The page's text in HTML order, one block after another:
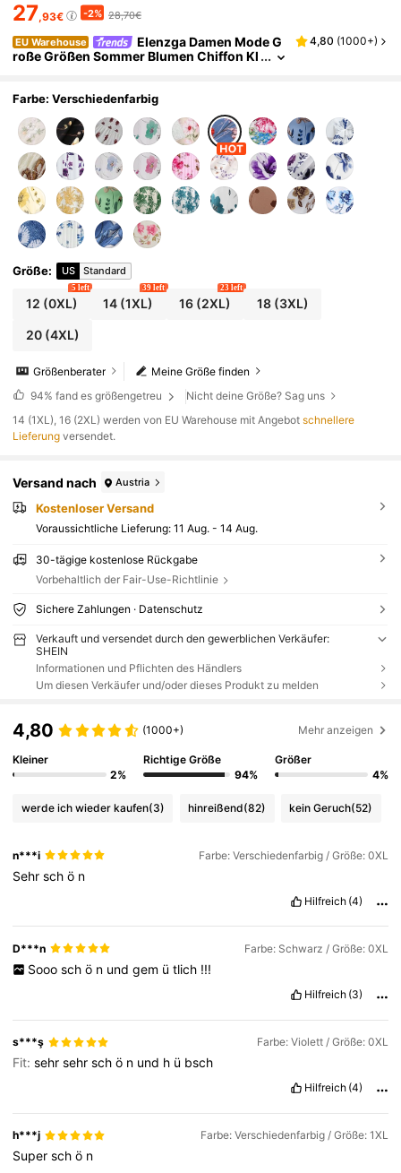
27,93€ -2% 28,70€
EU Warehouse
Elenzga Damen Mode G
roße Größen Sommer Blumen Chiffon Kl
4,80 (1000+)
Farbe: Verschiedenfarbig
Größe: US Standard
12 (0XL)
5 left
14 (1XL)
39 left
16(2XL)
23 left
18(3XL)
20(4XL)
Meine Größe finden
Größenberater
94% fand es größengetreu
Nicht deine Größe? Sag uns
​14 (1XL), 16 (2XL) werden von EU Warehouse mit Angebotschnellere
Lieferung versendet.
Versand nach Austria
Kostenloser Versand
Voraussichtliche Lieferung: 11 Aug. - 14 Aug.
30-tägige kostenlose Rückgabe
Vorbehaltlich der Fair-Use-Richtlinie
Sichere Zahlungen · Datenschutz
Verkauft und versendet durch den gewerblichen Verkäufer:
SHEIN
Informationen und Pflichten des Händlers
Um diesen Verkäufer und/oder dieses Produkt zu melden
4,80 (1000+) Mehr anzeigen
Kleiner
2%
Richtige Größe
94%
Größer
4%
werde ich wieder kaufen(3) hinreißend(82) kein Geruch(52)
n***i Farbe: Verschiedenfarbig / Größe: 0XL
Sehrschö n
Hilfreich (4)
D***n Farbe: Schwarz / Größe: 0XL
Sooo sch ö n und gem ü tlich !!!
Hilfreich (3)
s***ş Farbe: Violett / Größe: 0XL
Fit:sehrsehrschö n und h ü bsch
Hilfreich (4)
h***j Farbe: Verschiedenfarbig / Größe: 1XL
Superschö n